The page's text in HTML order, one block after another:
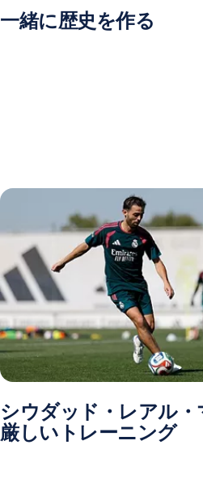
一緒に歴史を作る
シウダッド・レアル
厳しいトレーニング